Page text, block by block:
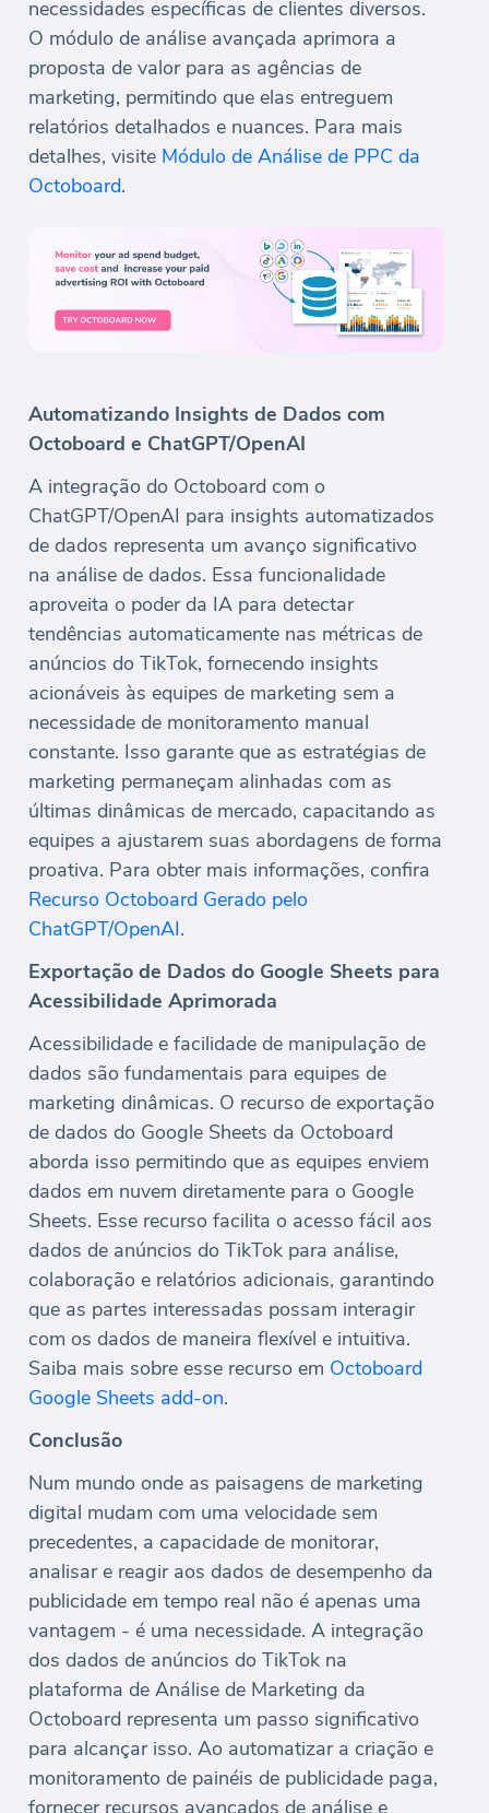
necessidades específicas de clientes diversos.
O módulo de análise avançada aprimora a
proposta de valor para as agências de
marketing, permitindo que elas entreguem
relatórios detalhados e nuances. Para mais
detalhes, visite Módulo de Análise de PPC da
Octoboard.
Automatizando Insights de Dados com
Octoboard e ChatGPT/OpenAI
A integração do Octoboard com o
ChatGPT/OpenAI para insights automatizados
de dados representa um avanço significativo
na análise de dados. Essa funcionalidade
aproveita o poder da IA para detectar
tendências automaticamente nas métricas de
anúncios do TikTok, fornecendo insights
acionáveis às equipes de marketing sem a
necessidade de monitoramento manual
constante. Isso garante que as estratégias de
marketing permaneçam alinhadas com as
últimas dinâmicas de mercado, capacitando as
equipes a ajustarem suas abordagens de forma
proativa. Para obter mais informações, confira
Recurso Octoboard Gerado pelo
ChatGPT/OpenAI.
Exportação de Dados do Google Sheets para
Acessibilidade Aprimorada
Acessibilidade e facilidade de manipulação de
dados são fundamentais para equipes de
marketing dinâmicas. O recurso de exportação
de dados do Google Sheets da Octoboard
aborda isso permitindo que as equipes enviem
dados em nuvem diretamente para o Google
Sheets. Esse recurso facilita o acesso fácil aos
dados de anúncios do TikTok para análise,
colaboração e relatórios adicionais, garantindo
que as partes interessadas possam interagir
com os dados de maneira flexível e intuitiva.
Saiba mais sobre esse recurso em Octoboard
Google Sheets add-on.
Conclusão
Num mundo onde as paisagens de marketing
digital mudam com uma velocidade sem
precedentes, a capacidade de monitorar,
analisar e reagir aos dados de desempenho da
publicidade em tempo real não é apenas uma
vantagem - é uma necessidade. A integração
dos dados de anúncios do TikTok na
plataforma de Análise de Marketing da
Octoboard representa um passo significativo
para alcançar isso. Ao automatizar a criação e
monitoramento de painéis de publicidade paga,